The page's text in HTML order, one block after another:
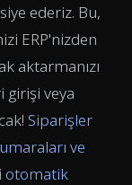
ederiz. Bu,
ERP'nizden
aktarmanızı
girişi veya
Siparişler
ve
otomatik